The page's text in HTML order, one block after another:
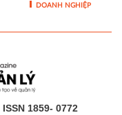
DOANH NGHIỆP
1859- 0772